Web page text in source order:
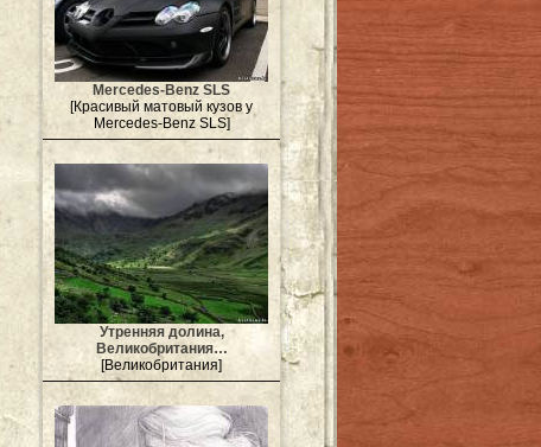
Mercedes-Benz SLS
[Красивый матовый кузов у
Mercedes-Benz SLS]
Утренняя долина,
Великобритания…
[Великобритания]